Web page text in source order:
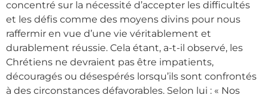
concentré sur la nécessité d’accepter les difficultés
et les défis comme des moyens divins pour nous
raffermir en vue d’une vie véritablement et
durablement réussie. Cela étant, a-t-il observé, les
Chrétiens ne devraient pas être impatients,
découragés ou désespérés lorsqu’ils sont confrontés
à des circonstances défavorables. Selon lui : « Nos